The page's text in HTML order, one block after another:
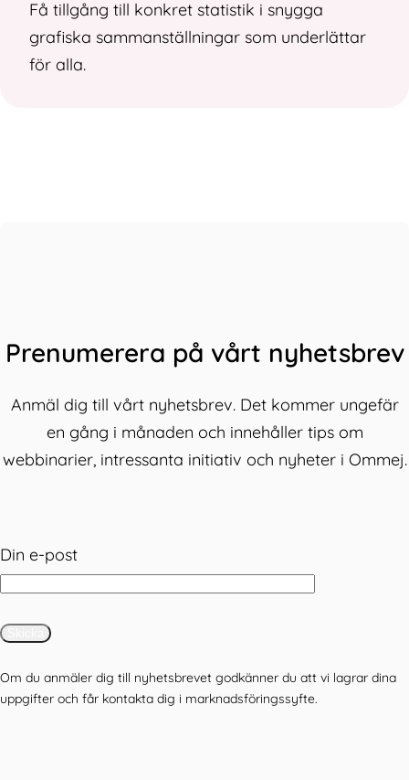
Få tillgång till konkret statistik i snygga
grafiska sammanställningar som underlättar
för alla.
Prenumerera på vårt nyhetsbrev
Anmäl dig till vårt nyhetsbrev. Det kommer ungefär
en gång i månaden och innehåller tips om
webbinarier, intressanta initiativ och nyheter i Ommej.
Din e-post
Om du anmäler dig till nyhetsbrevet godkänner du att vi lagrar dina
uppgifter och får kontakta dig i marknadsföringssyfte.